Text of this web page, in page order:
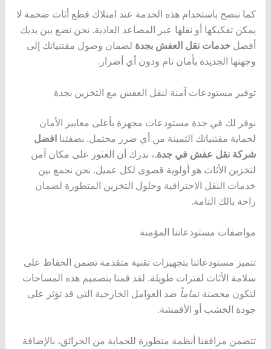
كما ننصح باستخدام هذه الخدمة عند امتلاك قطع أثاث ضخمة لا
يمكن تفكيكها أو نقلها عبر المصاعد العادية. نحن نضع بين يديك
أفضل خدمات نقل العفش بجدة لضمان وصول مقتنياتك إلى
وجهتها الجديدة بأمان تام ودون أي أضرار.
توفير مستودعات آمنة لنقل العفش مع التخزين بجدة
نوفر لك في جدة مستودعات مجهزة بأعلى معايير الأمان
لحماية مقتنياتك الثمينة من أي ضرر محتمل. بصفتنا افضل
شركة نقل عفش في جدة.، ندرك أن العثور على مكان آمن
لتخزين الأثاث هو أولوية قصوى لكل عميل. نحن نجمع بين
خدمات النقل الاحترافية وحلول التخزين المتطورة لضمان
راحة بالك التامة.
مواصفات مستودعاتنا المؤمنة
تتميز مستودعاتنا بتجهيزات تقنية متقدمة تضمن الحفاظ على
سلامة الأثاث لفترات طويلة. لقد قمنا بتصميم هذه المساحات
لتكون محصنة تماماً ضد العوامل الخارجية التي قد تؤثر على
جودة الخشب أو الأقمشة.
تتضمن مرافقنا أنظمة متطورة للحماية من الحرائق، بالإضافة